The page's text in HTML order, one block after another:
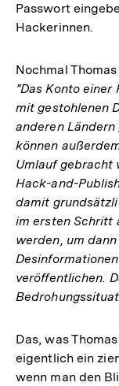
Passwort
Hackerinnen.
Nochmal
"Das Konto
mit gestohlenen
anderen
können
Umlauf gebracht
Hack-and-
damit
im ersten Schritt
werden, um
veröffentlichen.
Das, was
eigentlich ein
wenn man den